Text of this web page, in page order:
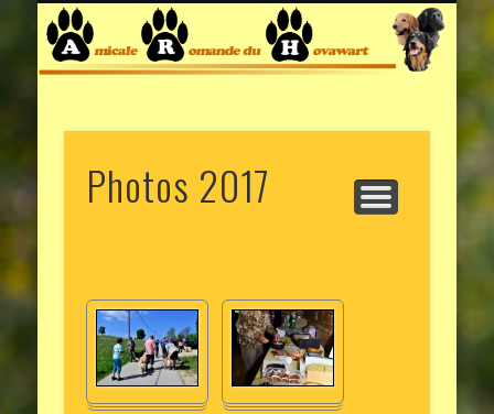
BIENVENUE
LE HOVAWART
COMITÉ
ELEVEURS
PHOTOS
ARTICLES / INFOS RECHERCHE MEMBRE !
Photos 2017